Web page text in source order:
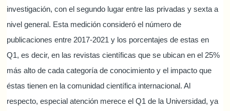
investigación, con el segundo lugar entre las privadas y sexta a
nivel general. Esta medición consideró el número de
publicaciones entre 2017-2021 y los porcentajes de estas en
Q1, es decir, en las revistas científicas que se ubican en el 25%
más alto de cada categoría de conocimiento y el impacto que
éstas tienen en la comunidad científica internacional. Al
respecto, especial atención merece el Q1 de la Universidad, ya